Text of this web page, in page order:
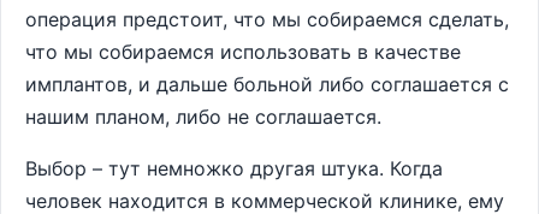
операция предстоит, что мы собираемся сделать,
что мы собираемся использовать в качестве
имплантов, и дальше больной либо соглашается с
нашим планом, либо не соглашается.
Выбор – тут немножко другая штука. Когда
человек находится в коммерческой клинике, ему